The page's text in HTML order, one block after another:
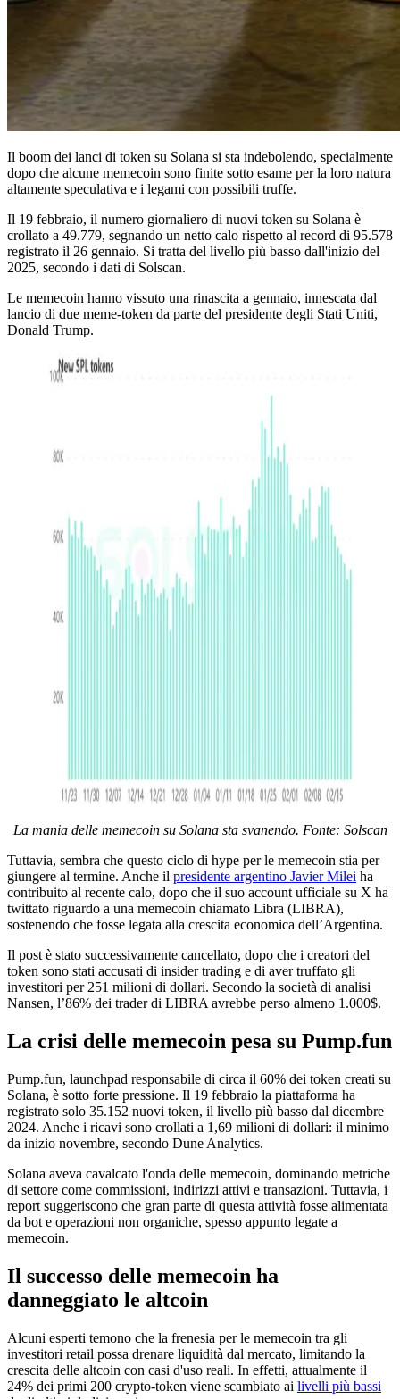
Il boom dei lanci di token su Solana si sta indebolendo, specialmente
dopo che alcune memecoin sono finite sotto esame per la loro natura
altamente speculativa e i legami con possibili truffe.
Il 19 febbraio, il numero giornaliero di nuovi token su Solana è
crollato a 49.779, segnando un netto calo rispetto al record di 95.578
registrato il 26 gennaio. Si tratta del livello più basso dall'inizio del
2025, secondo i dati di Solscan.
Le memecoin hanno vissuto una rinascita a gennaio, innescata dal
lancio di due meme-token da parte del presidente degli Stati Uniti,
Donald Trump.
La mania delle memecoin su Solana sta svanendo. Fonte: Solscan
Tuttavia, sembra che questo ciclo di hype per le memecoin stia per
giungere al termine. Anche il presidente argentino Javier Milei ha
contribuito al recente calo, dopo che il suo account ufficiale su X ha
twittato riguardo a una memecoin chiamato Libra (LIBRA),
sostenendo che fosse legata alla crescita economica dell’Argentina.
Il post è stato successivamente cancellato, dopo che i creatori del
token sono stati accusati di insider trading e di aver truffato gli
investitori per 251 milioni di dollari. Secondo la società di analisi
Nansen, l’86% dei trader di LIBRA avrebbe perso almeno 1.000$.
La crisi delle memecoin pesa su Pump.fun
Pump.fun, launchpad responsabile di circa il 60% dei token creati su
Solana, è sotto forte pressione. Il 19 febbraio la piattaforma ha
registrato solo 35.152 nuovi token, il livello più basso dal dicembre
2024. Anche i ricavi sono crollati a 1,69 milioni di dollari: il minimo
da inizio novembre, secondo Dune Analytics.
Solana aveva cavalcato l'onda delle memecoin, dominando metriche
di settore come commissioni, indirizzi attivi e transazioni. Tuttavia, i
report suggeriscono che gran parte di questa attività fosse alimentata
da bot e operazioni non organiche, spesso appunto legate a
memecoin.
Il successo delle memecoin ha
danneggiato le altcoin
Alcuni esperti temono che la frenesia per le memecoin tra gli
investitori retail possa drenare liquidità dal mercato, limitando la
crescita delle altcoin con casi d'uso reali. In effetti, attualmente il
24% dei primi 200 crypto-token viene scambiato ai livelli più bassi